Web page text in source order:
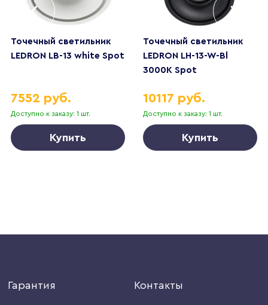
Точечный светильник
LEDRON LB-13 white Spot
Доступно к заказу: 1 шт.
7552 руб.
Купить
Точечный светильник
LEDRON LH-13-W-Bl
3000K Spot
Доступно к заказу: 1 шт.
10117 руб.
Купить
Гарантия Контакты